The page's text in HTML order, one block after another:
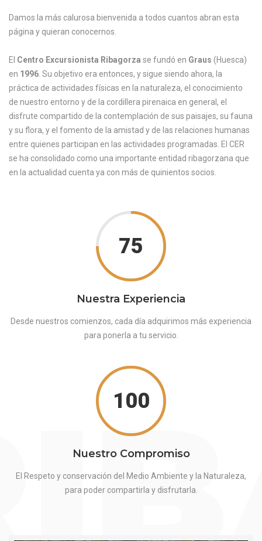
Damos la más calurosa bienvenida a todos cuantos abran esta
página y quieran conocernos.
El Centro Excursionista Ribagorza se fundó en Graus (Huesca)
en 1996 . Su objetivo era entonces, y sigue siendo ahora, la
práctica de actividades físicas en la naturaleza, el conocimiento
de nuestro entorno y de la cordillera pirenaica en general, el
disfrute compartido de la contemplación de sus paisajes, su fauna
y su flora, y el fomento de la amistad y de las relaciones humanas
entre quienes participan en las actividades programadas. El CER
se ha consolidado como una importante entidad ribagorzana que
en la actualidad cuenta ya con más de quinientos socios.
75
Nuestra Experiencia
Desde nuestros comienzos, cada día adquirimos más experiencia
para ponerla a tu servicio.
100
Nuestro Compromiso
El Respeto y conservación del Medio Ambiente y la Naturaleza,
para poder compartirla y disfrutarla.